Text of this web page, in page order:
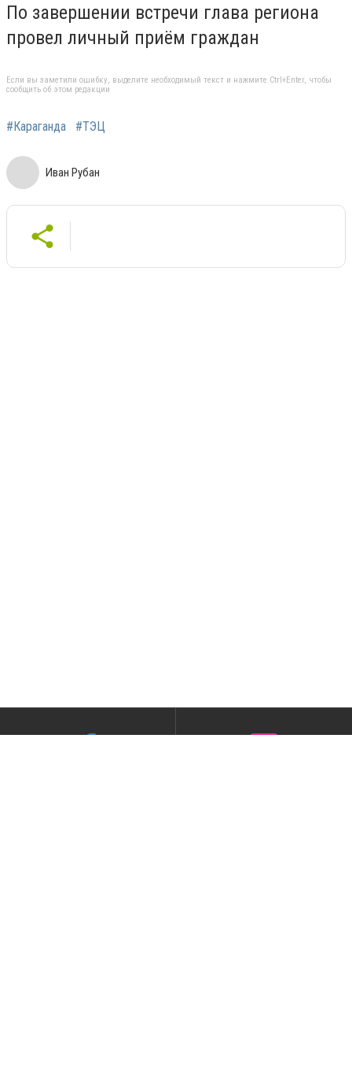
По завершении встречи глава региона
провел личный приём граждан
Если вы заметили ошибку, выделите необходимый текст и нажмите Ctrl+Enter, чтобы
сообщить об этом редакции
#Караганда #ТЭЦ
Иван Рубан